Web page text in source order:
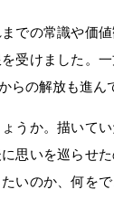
での常識や価
受けました。
らの解放も進ん
うか。描いて
思いを巡らせ
いのか、何を